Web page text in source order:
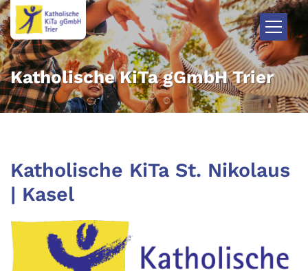
Zum Inhalt springen
Katholische KiTa gGmbH Trier
Katholische KiTa St. Nikolaus
| Kasel